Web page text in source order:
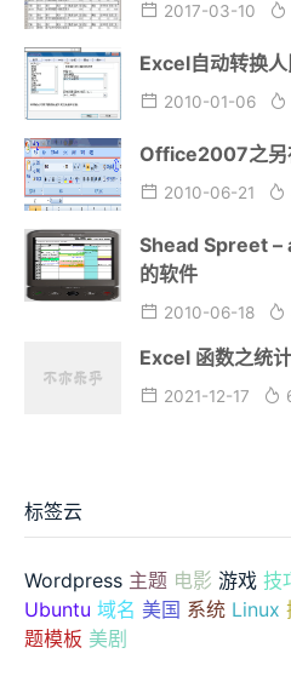
2017-03-10
Excel自动转换
2010-01-06
Office2007之另
2010-06-21
Shead Spreet –
的软件
2010-06-18
Excel 函数之统
2021-12-17
标签云
Wordpress 主题 电影 游戏 技
Ubuntu 域名 美国 系统 Linux
题模板 美剧